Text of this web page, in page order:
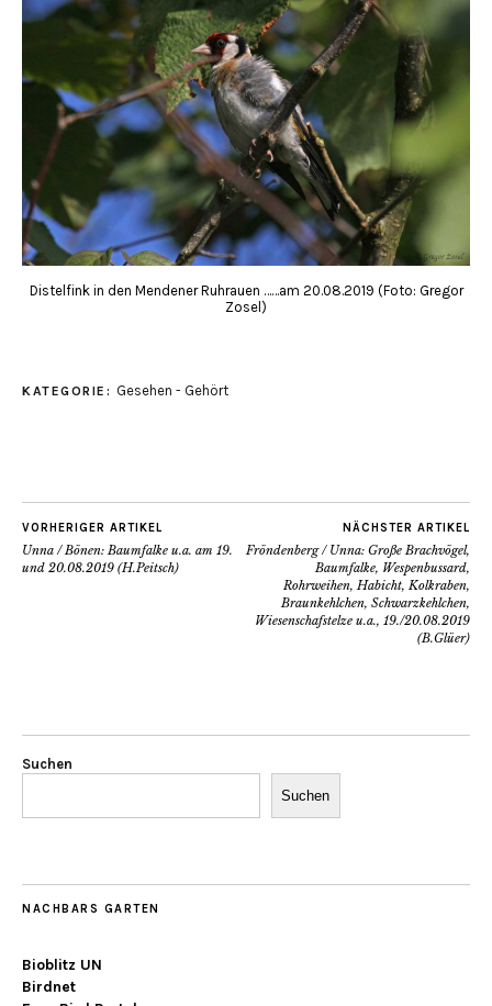
Distelfink in den Mendener Ruhrauen ……am 20.08.2019 (Foto: Gregor
Zosel)
KATEGORIE: Gesehen - Gehört
VORHERIGER ARTIKEL
Unna / Bönen: Baumfalke u.a. am 19.
und 20.08.2019 (H.Peitsch)
NÄCHSTER ARTIKEL
Fröndenberg / Unna: Große Brachvögel,
Baumfalke, Wespenbussard,
Rohrweihen, Habicht, Kolkraben,
Braunkehlchen, Schwarzkehlchen,
Wiesenschafstelze u.a., 19./20.08.2019
(B.Glüer)
Suchen
Suchen
NACHBARS GARTEN
Bioblitz UN
Birdnet